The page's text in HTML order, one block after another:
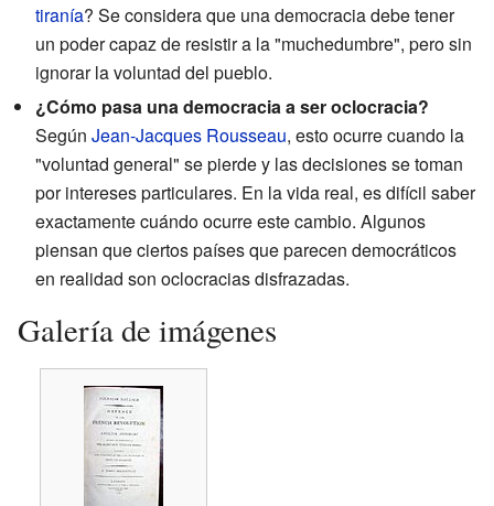
tiranía? Se considera que una democracia debe tener
un poder capaz de resistir a la "muchedumbre", pero sin
ignorar la voluntad del pueblo.
¿Cómo pasa una democracia a ser oclocracia?
Según Jean-Jacques Rousseau, esto ocurre cuando la
"voluntad general" se pierde y las decisiones se toman
por intereses particulares. En la vida real, es difícil saber
exactamente cuándo ocurre este cambio. Algunos
piensan que ciertos países que parecen democráticos
en realidad son oclocracias disfrazadas.
Galería de imágenes